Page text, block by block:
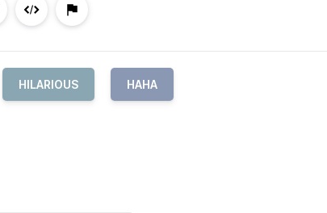
HILARIOUS HAHA